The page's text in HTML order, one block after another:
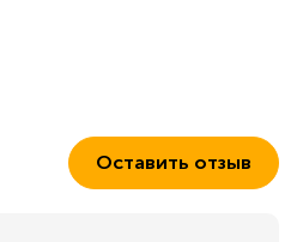
Оставить отзыв